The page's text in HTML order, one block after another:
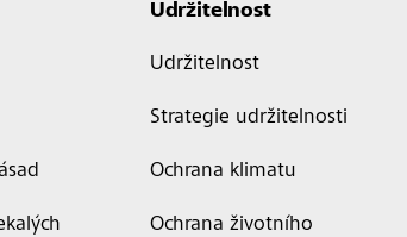
Udržitelnost
Udržitelnost
Strategie udržitelnosti
Ochrana klimatu
Ochrana životního